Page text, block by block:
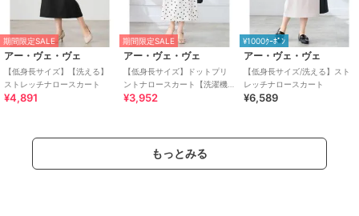
期間限定SALE
アー・ヴェ・ヴェ
【低身長サイズ】【洗える】
ストレッチナロースカート
¥4,891
期間限定SALE
アー・ヴェ・ヴェ
【低身長サイズ】ドットプリ
ントナロースカート【洗濯機
で洗える/ストレッチ】
¥3,952
¥1000ｸｰﾎﾟﾝ
アー・ヴェ・ヴェ
【低身長サイズ/洗える】スト
レッチナロースカート
¥6,589
もっとみる